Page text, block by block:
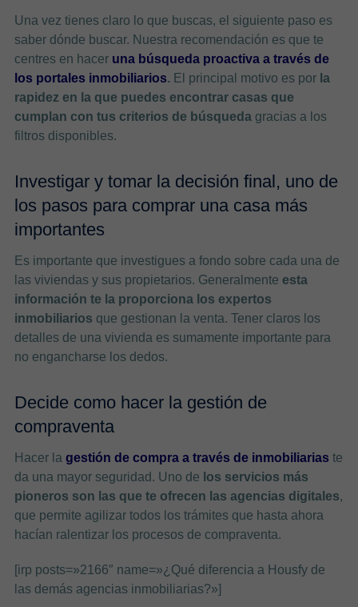
Una vez tienes claro lo que buscas, el siguiente paso es
saber dónde buscar. Nuestra recomendación es que te
centres en hacer una búsqueda proactiva a través de
los portales inmobiliarios. El principal motivo es por la
rapidez en la que puedes encontrar casas que
cumplan con tus criterios de búsquedagracias a los
filtros disponibles.
Investigar y tomar la decisión final, uno de
los pasos para comprar una casa más
importantes
Es importante que investigues a fondo sobre cada una de
las viviendas y sus propietarios. Generalmente esta
información te la proporciona los expertos
inmobiliarios que gestionan la venta. Tener claros los
detalles de una vivienda es sumamente importante para
no engancharse los dedos.
Decide como hacer la gestión de
compraventa
Hacer la gestión de compra a través de inmobiliarias te
da una mayor seguridad. Uno de los servicios más
pioneros son las que te ofrecen las agencias digitales,
que permite agilizar todos los trámites que hasta ahora
hacían ralentizar los procesos de compraventa.
[irp posts=»2166″ name=»¿Qué diferencia a Housfy de
las demás agencias inmobiliarias?»]